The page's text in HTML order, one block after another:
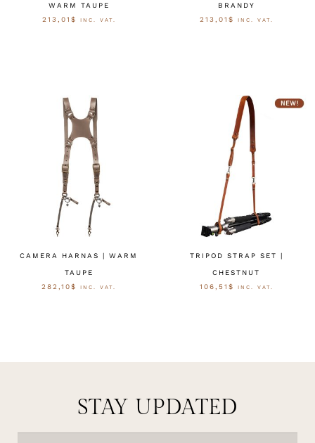
WARM TAUPE
213,01 $ INC. VAT.
BRANDY
213,01 $ INC. VAT.
CAMERA HARNAS | WARM
TAUPE
282,10$ INC. VAT.
TRIPOD STRAP SET |
CHESTNUT
106,51 $ INC. VAT.
STAY UPDATED